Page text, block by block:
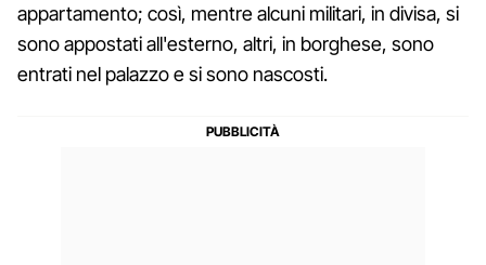
appartamento; così, mentre alcuni militari, in divisa, si
sono appostati all'esterno, altri, in borghese, sono
entrati nel palazzo e si sono nascosti.